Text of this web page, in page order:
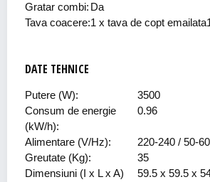
Gratar combi: Da
Tava coacere:1 x tava de copt
DATE TEHNICE
Putere (W):
3500
Consum de energie
(kW/h):
0.96
Alimentare (V/Hz):
220-240 / 50-60
Greutate (Kg):
35
Dimensiuni (I x L x A)
59.5 x 59.5 x